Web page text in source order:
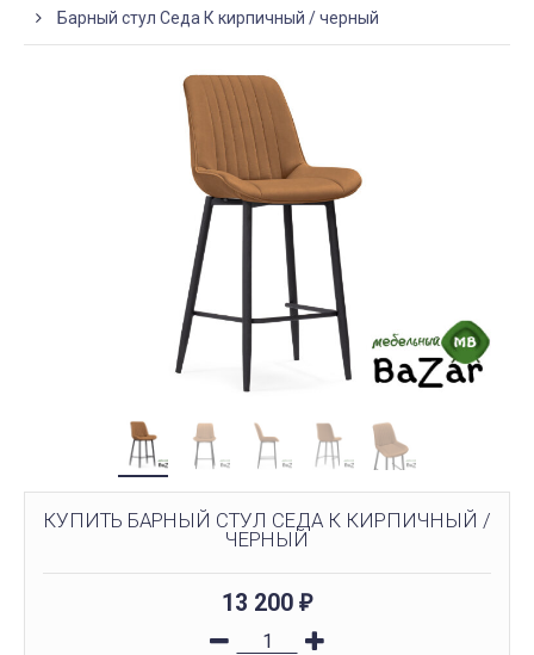
Барный стул Седа К кирпичный / черный
КУПИТЬ БАРНЫЙ СТУЛ СЕДА К КИРПИЧНЫЙ /
ЧЕРНЫЙ
13 200 ₽